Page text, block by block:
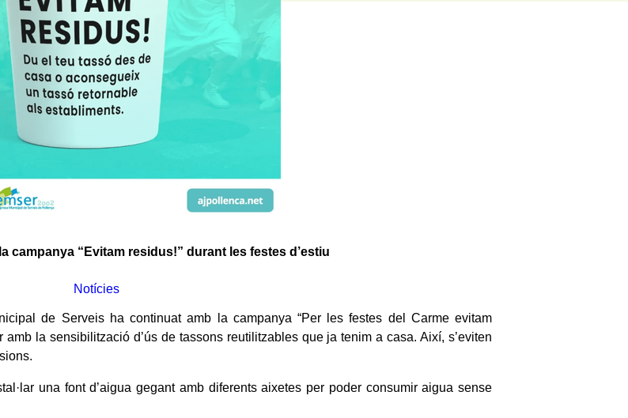
campanya “Evitam residus!” durant les festes d’estiu
Notícies
de Serveis ha continuat amb la campanya “Per les festes del Carme evitam
amb la sensibilització d’ús de tassons reutilitzables que ja tenim a casa. Així, s’eviten
una font d’aigua gegant amb diferents aixetes per poder consumir aigua sense